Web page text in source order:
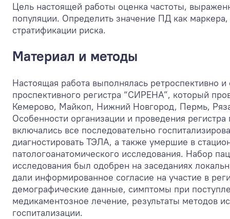
Цель настоящей работы оценка частоты,
популяции. Определить значение ПД как
стратификации риска.
Материал и методы
Настоящая работа выполнялась ретроспективно
проспективного регистра “СИРЕНА”, который
Кемерово, Майкоп, Нижний Новгород, Пермь,
Особенности организации и проведения
включались все последовательно
диагностировать ТЭЛА, а также умершие в
патологоанатомического исследования. Набор
исследования был одобрен на заседаниях
дали информированное согласие на участие в
демографические данные, симптомы при
медикаментозное лечение, результаты методов
госпитализации.